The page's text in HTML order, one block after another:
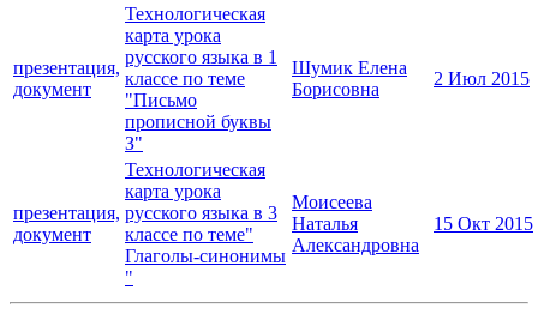
презентация,
документ
Технологическая
карта урока
русского языка в 1
классе по теме
"Письмо
прописной буквы
З"
Шумик Елена
Борисовна
2 Июл 2015
презентация,
документ
Технологическая
карта урока
русского языка в 3
классе по теме"
Глаголы-синонимы
"
Моисеева
Наталья
Александровна
15 Окт 2015